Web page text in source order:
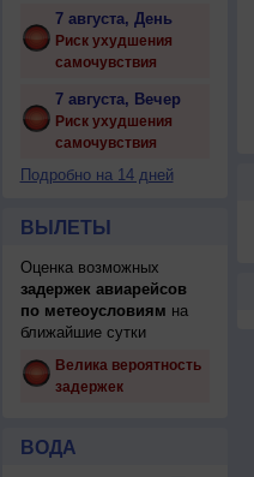
7 августа, День
Риск ухудшения
самочувствия
7 августа, Вечер
Риск ухудшения
самочувствия
Подробно на 14 дней
ВЫЛЕТЫ
Оценка возможных
задержек авиарейсов
по метеоусловиям на
ближайшие сутки
Велика вероятность
задержек
ВОДА